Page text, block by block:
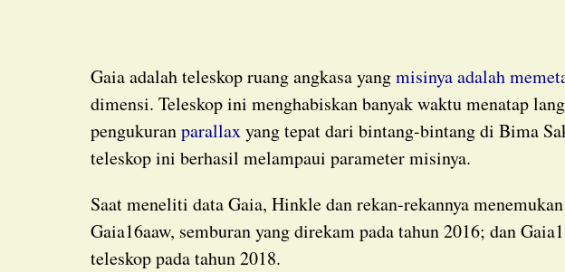
Gaia adalah teleskop ruang angkasa yangmisinya adalah
dimensi. Teleskop ini menghabiskan banyak waktu menatap
pengukuranparallaxyang tepat dari bintang-bintang di Bima
teleskop ini berhasil melampaui parameter misinya.
Saat meneliti data Gaia, Hinkle dan rekan-rekannya menemukan dua peristiwa aneh:
Gaia16aaw, semburan yang direkam pada tahun 2016; dan
teleskop pada tahun 2018.